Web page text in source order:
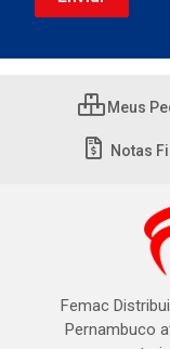
Meus
Notas
Femac
Pernambuco